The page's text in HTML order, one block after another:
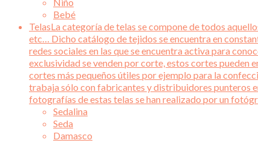
Bebé
TelasLa categoría de telas se compone de todos
etc… Dicho catálogo de tejidos se encuentra en
redes sociales en las que se encuentra activa para
exclusividad se venden por corte, estos cortes pueden
cortes más pequeños útiles por ejemplo para la
trabaja sólo con fabricantes y distribuidores punteros
fotografías de estas telas se han realizado por un
Sedalina
Seda
Damasco